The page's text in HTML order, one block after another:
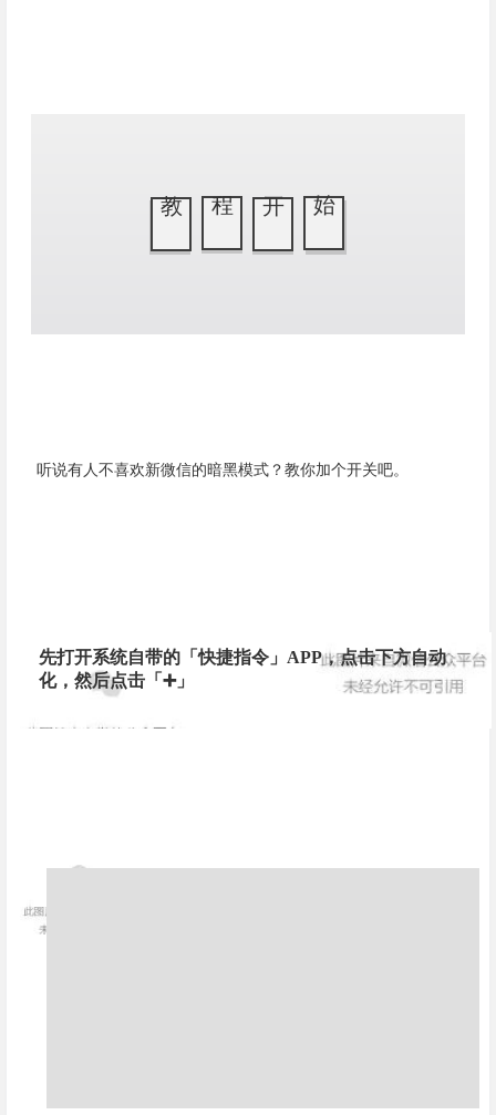
教 程 开 始
听说有人不喜欢新微信的暗黑模式？教你加个开关吧。
先打开系统自带的「快捷指令」APP，点击下方自动
化，然后点击「➕」